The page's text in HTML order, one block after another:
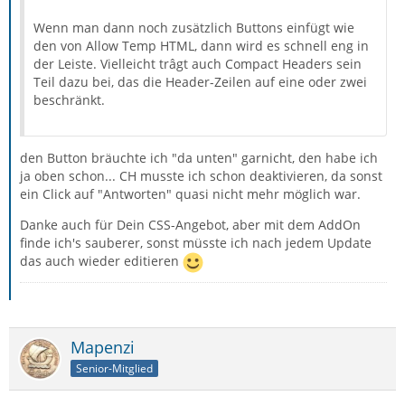
Wenn man dann noch zusätzlich Buttons einfügt wie
den von Allow Temp HTML, dann wird es schnell eng in
der Leiste. Vielleicht trâgt auch Compact Headers sein
Teil dazu bei, das die Header-Zeilen auf eine oder zwei
beschränkt.
den Button bräuchte ich "da unten" garnicht, den habe ich
ja oben schon... CH musste ich schon deaktivieren, da sonst
ein Click auf "Antworten" quasi nicht mehr möglich war.
Danke auch für Dein CSS-Angebot, aber mit dem AddOn
finde ich's sauberer, sonst müsste ich nach jedem Update
das auch wieder editieren
Mapenzi
Senior-Mitglied